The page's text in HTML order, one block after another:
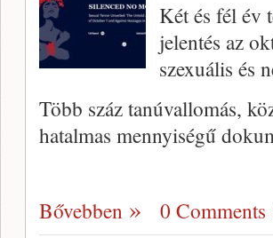
Két és fél év
jelentés az
szexuális és
Több száz tanúvallomás,
hatalmas mennyiségű
Bővebben 0 Comments